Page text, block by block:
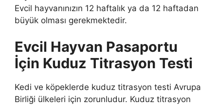
Evcil hayvanınızın 12 haftalık ya da 12 haftadan
büyük olması gerekmektedir.
Evcil Hayvan Pasaportu
İçin Kuduz Titrasyon Testi
Kedi ve köpeklerde kuduz titrasyon testi Avrupa
Birliği ülkeleri için zorunludur. Kuduz titrasyon